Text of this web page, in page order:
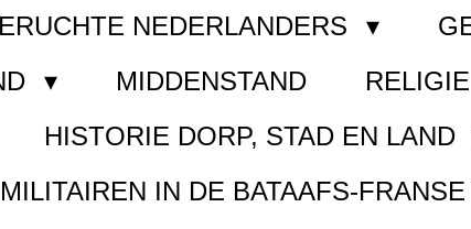
NEDERLANDERS
MIDDENSTAND RELIGIE
HISTORIE DORP, STAD EN LAND
MILITAIREN IN DE BATAAFS-